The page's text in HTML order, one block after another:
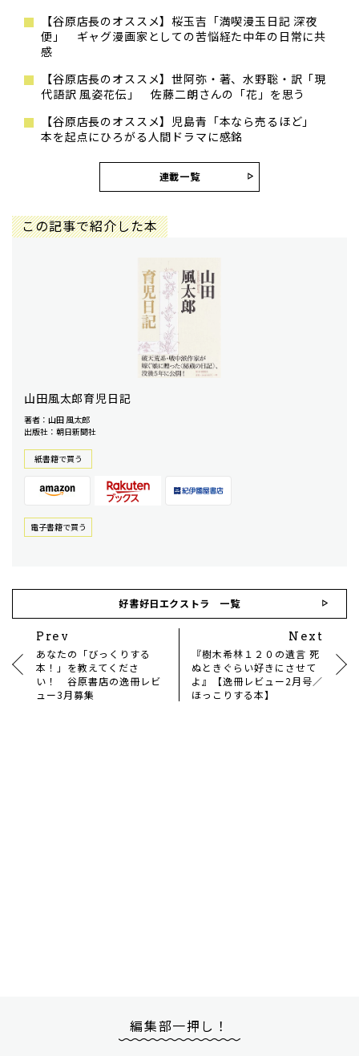
【谷原店長のオススメ】桜玉吉「満喫漫玉日記 深夜
便」 ギャグ漫画家としての苦悩経た中年の日常に共
感
【谷原店長のオススメ】世阿弥・著、水野聡・訳「現
代語訳 風姿花伝」 佐藤二朗さんの「花」を思う
【谷原店長のオススメ】児島青「本なら売るほど」
本を起点にひろがる人間ドラマに感銘
連載一覧
この記事で紹介した本
山田風太郎育児日記
著者：山田 風太郎
出版社：朝日新聞社
紙書籍で買う
電⼦書籍で買う
好書好日エクストラ 一覧
Prev
あなたの「びっくりする
本！」を教えてくださ
い！ 谷原書店の逸冊レビ
ュー3月募集
Next
『樹木希林１２０の遺言 死
ぬときぐらい好きにさせて
よ』【逸冊レビュー2月号／
ほっこりする本】
編集部一押し！